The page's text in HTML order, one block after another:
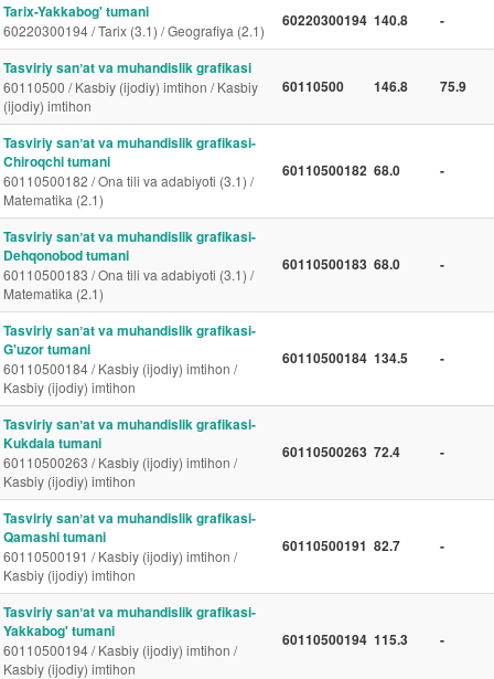
Tarix-Yakkabog' tumani
60220300194 / Tarix (3.1) / Geografiya (2.1)
60220300194 140.8 -
Tasviriy sanʼat va muhandislik grafikasi
60110500 / Kasbiy (ijodiy) imtihon / Kasbiy
(ijodiy) imtihon
60110500 146.8 75.9
Tasviriy sanʼat va muhandislik grafikasi-
Chiroqchi tumani
60110500182 / Ona tili va adabiyoti (3.1) /
Matematika (2.1)
60110500182 68.0 -
Tasviriy sanʼat va muhandislik grafikasi-
Dehqonobod tumani
60110500183 / Ona tili va adabiyoti (3.1) /
Matematika (2.1)
60110500183 68.0 -
Tasviriy sanʼat va muhandislik grafikasi-
G'uzor tumani
60110500184 / Kasbiy (ijodiy) imtihon /
Kasbiy (ijodiy) imtihon
60110500184 134.5 -
Tasviriy sanʼat va muhandislik grafikasi-
Kukdala tumani
60110500263 / Kasbiy (ijodiy) imtihon /
Kasbiy (ijodiy) imtihon
60110500263 72.4 -
Tasviriy sanʼat va muhandislik grafikasi-
Qamashi tumani
60110500191 / Kasbiy (ijodiy) imtihon /
Kasbiy (ijodiy) imtihon
60110500191 82.7 -
Tasviriy sanʼat va muhandislik grafikasi-
Yakkabog' tumani
60110500194 / Kasbiy (ijodiy) imtihon /
Kasbiy (ijodiy) imtihon
60110500194 115.3 -